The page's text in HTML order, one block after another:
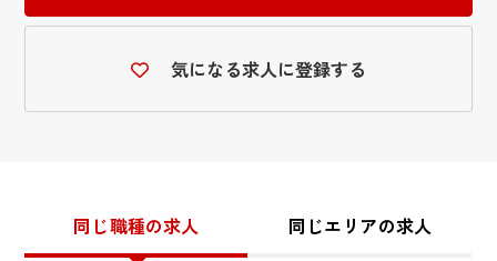
気になる求人に登録する
同じ職種の求人 同じエリアの求人